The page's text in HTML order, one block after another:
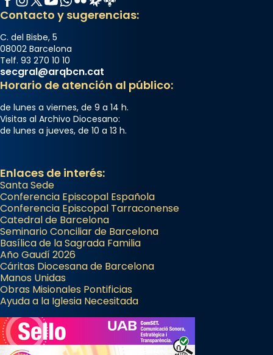
Contacto y sugerencias:
C. del Bisbe, 5
08002 Barcelona
Telf. 93 270 10 10
secgral@arqbcn.cat
Horario de atención al público:
de lunes a viernes, de 9 a 14 h.
Visitas al Archivo Diocesano:
de lunes a jueves, de 10 a 13 h.
Enlaces de interés:
Santa Sede
Conferencia Episcopal Española
Conferencia Episcopal Tarraconense
Catedral de Barcelona
Seminario Conciliar de Barcelona
Basílica de la Sagrada Familia
Año Gaudí 2026
Cáritas Diocesana de Barcelona
Manos Unidas
Obras Misionales Pontificias
Ayuda a la Iglesia Necesitada